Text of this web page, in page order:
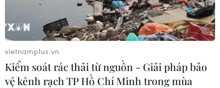
vietnamplus.vn
Kiểm soát rác thải từ nguồn - Giải pháp bảo
vệ kênh rạch TP Hồ Chí Minh trong mùa